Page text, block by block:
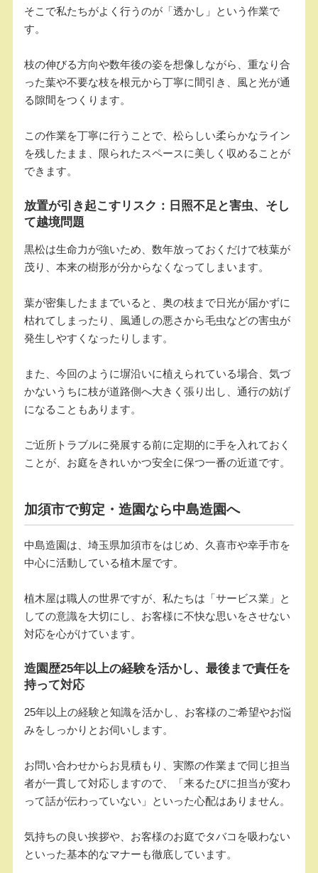
そこで私たちがよく行うのが「透かし」という作業で
す。
枝の伸びる方向や数年後の姿を想像しながら、重なり合
った葉や不要な枝を根元から丁寧に間引き、風と光が通
る隙間をつくります。
この作業を丁寧に行うことで、松らしい柔らかなライン
を残したまま、限られたスペースに美しく収めることが
できます。
放置が引き起こすリスク：日照不足と害虫、そし
て越境問題
黒松は生命力が強いため、数年放っておくだけで枝葉が
茂り、本来の樹形が分からなくなってしまいます。
葉が密集したままでいると、奥の枝まで日光が届かずに
枯れてしまったり、風通しの悪さから毛虫などの害虫が
発生しやすくなったりします。
また、今回のように塀沿いに植えられている場合、気づ
かないうちに枝が道路側へ大きく張り出し、通行の妨げ
になることもあります。
ご近所トラブルに発展する前に定期的に手を入れておく
ことが、お庭をきれいかつ安全に保つ一番の近道です。
加須市で剪定・造園なら中島造園へ
中島造園は、埼玉県加須市をはじめ、久喜市や幸手市を
中心に活動している植木屋です。
植木屋は職人の世界ですが、私たちは「サービス業」と
しての意識を大切にし、お客様に不快な思いをさせない
対応を心がけています。
造園歴25年以上の経験を活かし、最後まで責任を
持って対応
25年以上の経験と知識を活かし、お客様のご希望やお悩
みをしっかりとお伺いします。
お問い合わせからお見積もり、実際の作業まで同じ担当
者が一貫して対応しますので、「来るたびに担当が変わ
って話が伝わっていない」といった心配はありません。
気持ちの良い挨拶や、お客様のお庭でタバコを吸わない
といった基本的なマナーも徹底しています。